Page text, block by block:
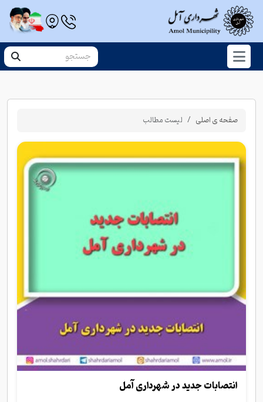
صفحه ی اصلی لیست مطالب
انتصابات جدید در شهرداری آمل